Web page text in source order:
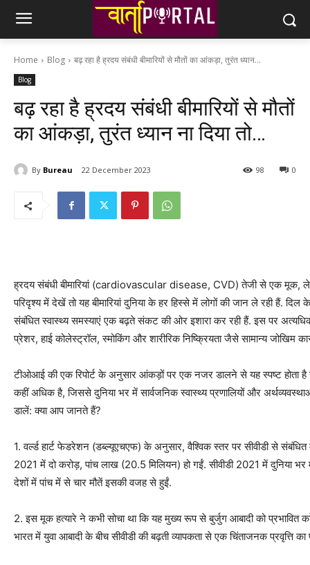
Home Blog बढ़ रहा है ह्रदय संबंधी बीमारियों से मौतों का आंकड़ा, तुरंत ध्यान...
Blog
बढ़ रहा है ह्रदय संबंधी बीमारियों से मौतों
का आंकड़ा, तुरंत ध्यान ना दिया तो…
By Bureau 22 December 2023 0
98
ह्रदय संबंधी बीमारियां (cardiovascular disease, CVD) तेजी से एक मूक,
परिदृश्य में देखें तो यह बीमारियां दुनिया के हर हिस्से में लोगों की जान ले रही हैं.
संबंधित स्वास्थ्य समस्याएं एक बढ़ते संकट की ओर इशारा कर रही हैं. इस पर
प्रेशर, हाई कोलेस्ट्रॉल, स्मोकिंग और शारीरिक निष्क्रियता जैसे सामान्य जोखिम
टीओआई की एक रिपोर्ट के अनुसार आंकड़ों पर एक नजर डालने से यह स्पष्ट होता है
कहीं अधिक है, जिससे दुनिया भर में सार्वजनिक स्वास्थ्य प्रणालियों और
डालें: क्या आप जानते हैं?
1. वर्ल्ड हार्ट फेडरेशन (डब्ल्यूएचएफ) के अनुसार, वैश्विक स्तर पर सीवीडी से
2021 में दो करोड़, पांच लाख (20.5 मिलियन) हो गईं. सीवीडी 2021 में दुनिया
देशों में पांच में से चार मौतें इसकी वजह से हुईं.
2. इस मूक हत्यारे ने कभी सोचा था कि यह मुख्य रूप से बुर्जुग आबादी को प्रभावित
भारत में युवा आबादी के बीच सीवीडी की बढ़ती व्यापकता से एक चिंताजनक प्रवृत्ति